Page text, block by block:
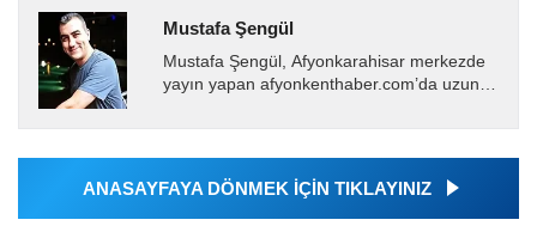
Mustafa Şengül
Mustafa Şengül, Afyonkarahisar merkezde
yayın yapan afyonkenthaber.com’da uzun
almakta, haber akışı...
ANASAYFAYA DÖNMEK İÇİN TIKLAYINIZ